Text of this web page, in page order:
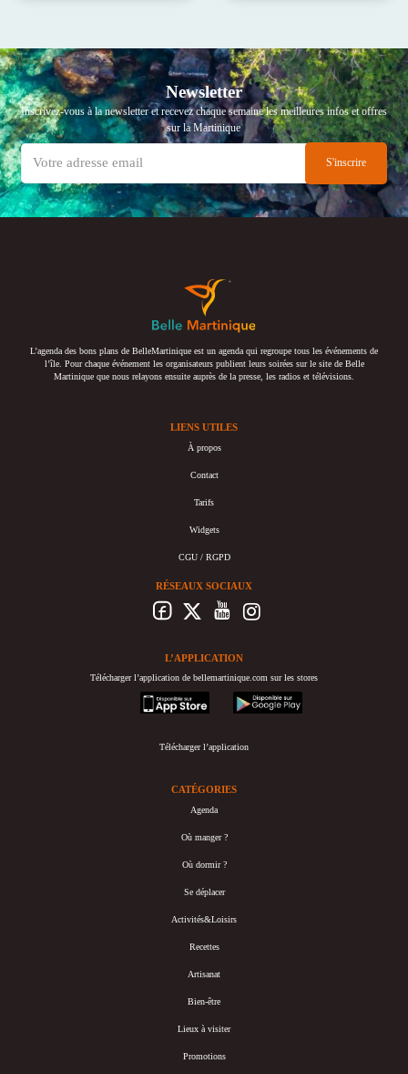
Newsletter
Inscrivez-vous à la newsletter et recevez chaque semaine les meilleures infos et offres
sur la Martinique
L’agenda des bons plans de BelleMartinique est un agenda qui regroupe tous les événements de
l’île. Pour chaque événement les organisateurs publient leurs soirées sur le site de Belle
Martinique que nous relayons ensuite auprès de la presse, les radios et télévisions.
LIENS UTILES
À propos
Contact
Tarifs
Widgets
CGU / RGPD
RÉSEAUX SOCIAUX
L’APPLICATION
Télécharger l’application de bellemartinique.com sur les stores
appstore
googleplay
Télécharger l’application
CATÉGORIES
Agenda
Où manger ?
Où dormir ?
Se déplacer
Activités&Loisirs
Recettes
Artisanat
Bien-être
Lieux à visiter
Promotions